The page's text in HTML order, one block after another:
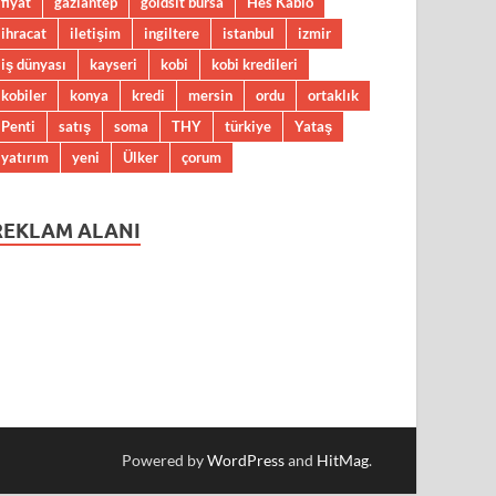
ihracat
iletişim ingiltere istanbul
izmir
iş dünyası
kayseri kobi
kobi kredileri
kobiler
konya kredi mersin ordu
ortaklık
Penti
satış soma THY türkiye
Yataş
yatırım
yeni Ülker çorum
ALANI
Powered byWordPressand HitMag.